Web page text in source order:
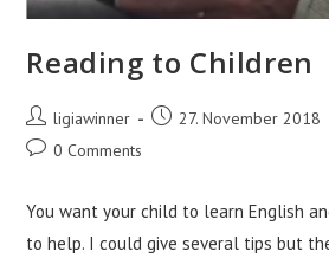
Reading to Children
Post
author:
ligiawinner
Post27. November 2018
Post0 Comments
You want your child to learn English
to help. I could give several tips but